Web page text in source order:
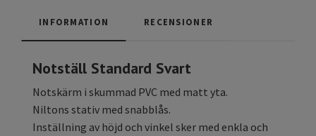
INFORMATION RECENSIONER
Notställ Standard Svart
Notskärm i skummad PVC med matt yta.
Niltons stativ med snabblås.
Inställning av höjd och vinkel sker med enkla och